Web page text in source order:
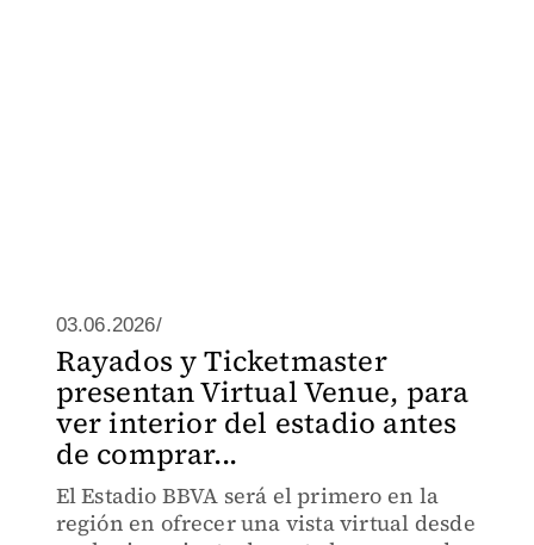
03.06.2026/
Rayados y Ticketmaster
presentan Virtual Venue, para
ver interior del estadio antes
de comprar...
El Estadio BBVA será el primero en la
región en ofrecer una vista virtual desde